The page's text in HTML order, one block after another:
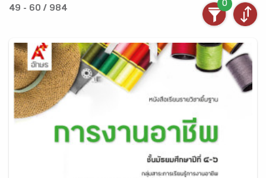
49 - 60 / 984
0